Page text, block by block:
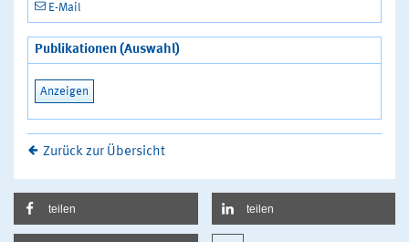
E-Mail
Publikationen (Auswahl)
Anzeigen
Zurück zur Übersicht
teilen teilen